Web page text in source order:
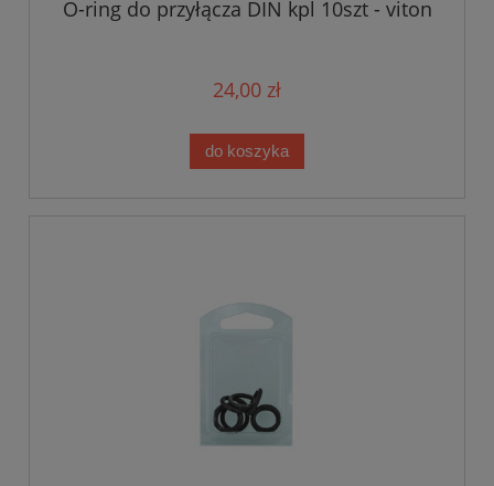
O-ring do przyłącza DIN kpl 10szt - viton
24,00 zł
do koszyka